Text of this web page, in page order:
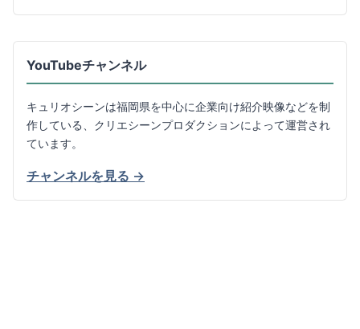
YouTubeチャンネル
キュリオシーンは福岡県を中心に企業向け紹介映像などを制
作している、クリエシーンプロダクションによって運営され
ています。
チャンネルを見る →